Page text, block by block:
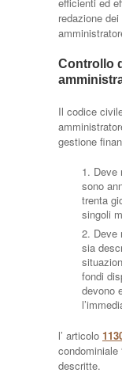
redazione
Controllo
Il codice
gestione
Deve
sono
trenta
singoli
Deve
sia
fondi
devono
l’ articolo
condominiale
descritte.